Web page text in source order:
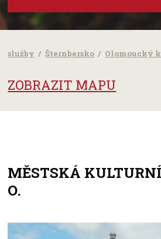
služby Šternbersko Olomoucký
ZOBRAZIT MAPU
MĚSTSKÁ
O.